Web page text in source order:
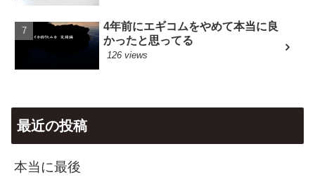
4年前にエギコムをやめて本当に良
かったと思ってる
126 views
最近の投稿
本当に最後